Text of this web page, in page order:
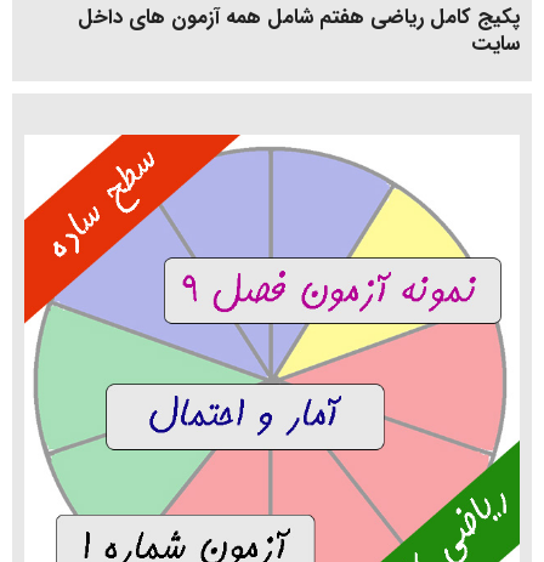
پکیج کامل ریاضی هفتم شامل همه آزمون های داخل
سایت